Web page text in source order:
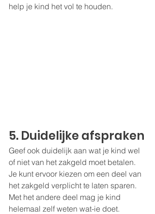
help je kind het vol te houden.
5. Duidelijke afspraken
Geef ook duidelijk aan wat je kind wel
of niet van het zakgeld moet betalen.
Je kunt ervoor kiezen om een deel van
het zakgeld verplicht te laten sparen.
Met het andere deel mag je kind
helemaal zelf weten wat-ie doet.